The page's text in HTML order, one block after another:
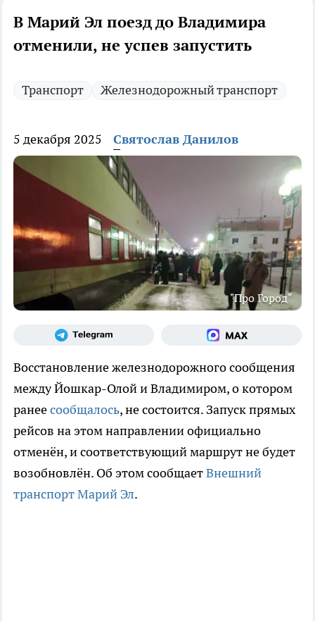
В Марий Эл поезд до Владимира
отменили, не успев запустить
Транспорт Железнодорожный транспорт
5 декабря 2025 Святослав Данилов
"Про Город"
Восстановление железнодорожного сообщения
между Йошкар-Олой и Владимиром, о котором
ранеесообщалось, не состоится. Запуск прямых
рейсов на этом направлении официально
отменён, и соответствующий маршрут не будет
возобновлён. Об этом сообщаетВнешний
транспорт Марий Эл.